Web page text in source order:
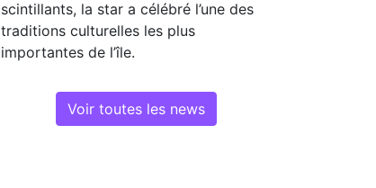
scintillants, la star a célébré l’une des
traditions culturelles les plus
importantes de l’île.
Voir toutes les news